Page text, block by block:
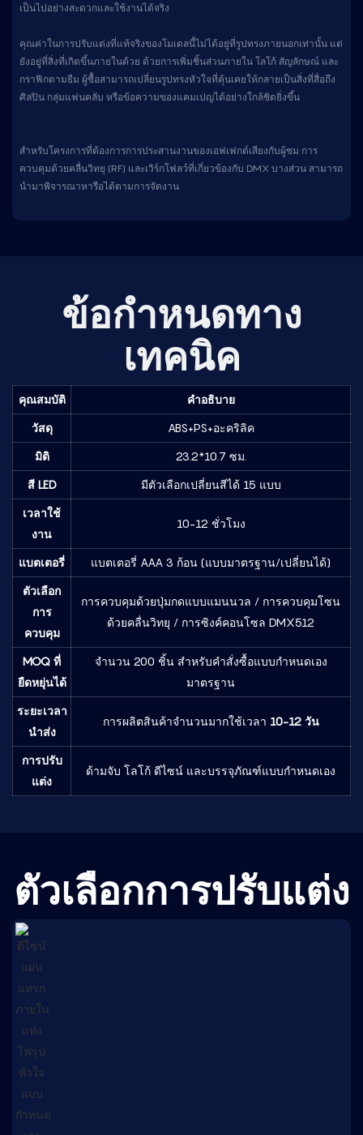
เป็นไปอย่างสะดวกและใช้งานได้จริง
คุณค่าในการปรับแต่งที่แท้จริงของโมเดลนี้ไม่ได้อยู่ที่รูปทรงภายนอกเท่านั้น แต่
ยังอยู่ที่สิ่งที่เกิดขึ้นภายในด้วย ด้วยการเพิ่มชิ้นส่วนภายใน โลโก้ สัญลักษณ์ และ
กราฟิกตามธีม ผู้ซื้อสามารถเปลี่ยนรูปทรงหัวใจที่คุ้นเคยให้กลายเป็นสิ่งที่สื่อถึง
ศิลปิน กลุ่มแฟนคลับ หรือข้อความของแคมเปญได้อย่างใกล้ชิดยิ่งขึ้น
สำหรับโครงการที่ต้องการการประสานงานของเอฟเฟกต์เสียงกับผู้ชม การ
ควบคุมด้วยคลื่นวิทยุ (RF) และเวิร์กโฟลว์ที่เกี่ยวข้องกับ DMX บางส่วน สามารถ
นำมาพิจารณาหารือได้ตามการจัดงาน
ข้อกำหนดทาง
เทคนิค
คุณสมบัติ คำอธิบาย
วัสดุ ABS+PS+อะคริลิค
มิติ 23.2*10.7 ซม.
สี LED มีตัวเลือกเปลี่ยนสีได้ 15 แบบ
เวลาใช้
งาน
10-12 ชั่วโมง
แบตเตอรี่ แบตเตอรี่ AAA 3 ก้อน (แบบมาตรฐาน/เปลี่ยนได้)
ตัวเลือก
การ
ควบคุม
การควบคุมด้วยปุ่มกดแบบแมนนวล / การควบคุมโซน
ด้วยคลื่นวิทยุ / การซิงค์คอนโซล DMX512
MOQ ที่
ยืดหยุ่นได้
จำนวน 200 ชิ้น สำหรับคำสั่งซื้อแบบกำหนดเอง
มาตรฐาน
ระยะเวลา
นำส่ง
การผลิตสินค้าจำนวนมากใช้เวลา 10-12 วัน
การปรับ
แต่ง
ด้ามจับ โลโก้ ดีไซน์ และบรรจุภัณฑ์แบบกำหนดเอง
ตัวเลือกการปรับแต่ง